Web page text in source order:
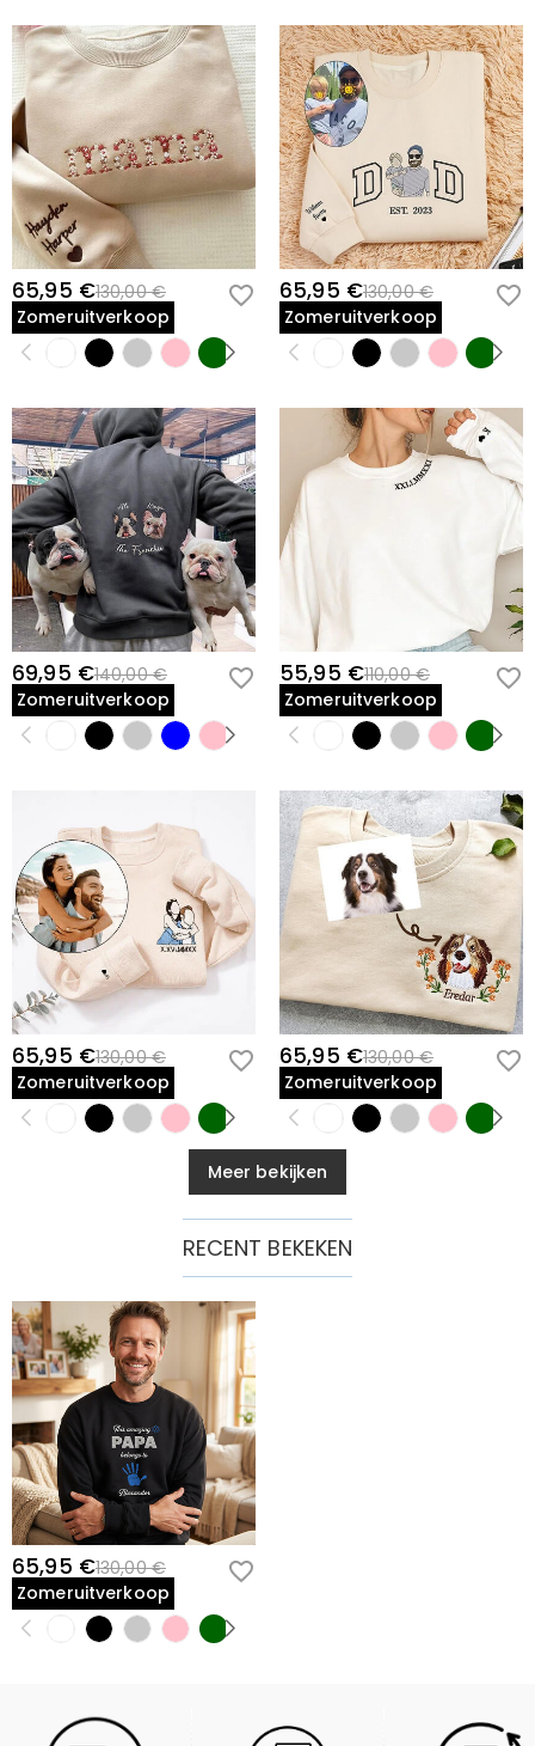
65,95 €130,00 €
Zomeruitverkoop
65,95 €130,00 €
Zomeruitverkoop
69,95 €140,00 €
Zomeruitverkoop
55,95 €110,00 €
Zomeruitverkoop
65,95 €130,00 €
Zomeruitverkoop
65,95 €130,00 €
Zomeruitverkoop
Meer bekijken
RECENT BEKEKEN
65,95 €130,00 €
Zomeruitverkoop